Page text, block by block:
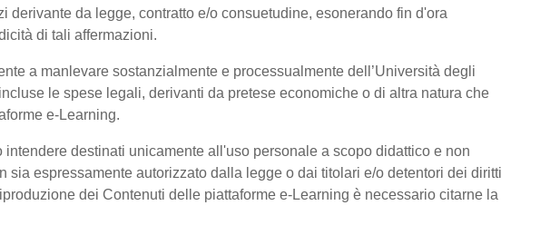
da legge, contratto e/o consuetudine, esonerando fin d'ora
di tali affermazioni.
a manlevare sostanzialmente e processualmente dell’Università degli
le spese legali, derivanti da pretese economiche o di altra natura che
e-Learning.
destinati unicamente all'uso personale a scopo didattico e non
espressamente autorizzato dalla legge o dai titolari e/o detentori dei diritti
dei Contenuti delle piattaforme e-Learning è necessario citarne la